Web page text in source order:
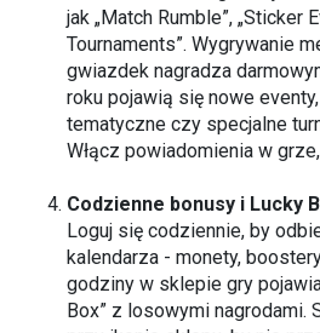
jak „Match Rumble”, „Sticker
Tournaments”. Wygrywanie
gwiazdek nagradza
roku pojawią się nowe
tematyczne czy specjalne
Włącz powiadomienia w
Codzienne bonusy i Lucky
Loguj się codziennie, by
kalendarza - monety,
godziny w sklepie gry
Box” z losowymi nagrodami.